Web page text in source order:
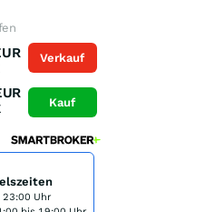
Verkauf
Kauf
Uhr